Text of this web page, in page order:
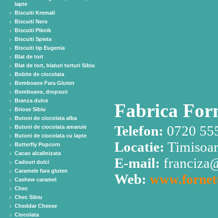
lapte
Biscuiti Kremali
Biscuiti Nero
Biscuiti Piknik
Biscuiti Spieta
Biscuiti tip Eugenia
Blat de tort
Blat de tort, blaturi torturi Sibiu
Bobite de ciocolata
Bomboane Fara Gluten
Bomboane, dropsuri
Branza dulce
Briose Sibiu
Butoni de ciocolata alba
Butoni de ciocolata amaruie
Butoni de ciocolata cu lapte
Butterfly Popcorn
Cacao alcalinizata
Cadouri dulci
Caramele fara gluten
Cashew caramel
Chec
Chec Sibiu
Cheddar Cheese
Ciocolata
Fabrica
Telefon: 0720
Locatie:
E-mail:
Web: